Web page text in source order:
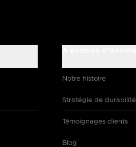
Notre histoire
Stratégie de durabilité
Témoignages clients
Blog